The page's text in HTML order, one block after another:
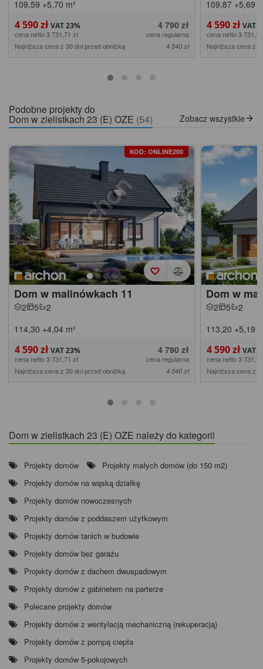
109,59 +5,70 m²
4 590 zł 4 790 zł
cena netto 3 731,71 zł
cena regularna
Najniższa cena z 30 dni przed obniżką
4 540 zł
109,87 +5,69
4 590 zł
cena netto 3
Najniższa cena z
Podobne projekty do
Dom w zielistkach 23 (E) OZE (54) Zobacz wszystkie
KOD: ONLINE200
Dom w malinówkach 11
2 5
2
114,30 +4,04 m²
4 590 zł 4 790 zł
cena netto 3 731,71 zł
cena regularna
Najniższa cena z 30 dni przed obniżką
4 540 zł
Dom w
2 5
2
113,20 +5,19
4 590 zł
cena netto 3
Najniższa cena z
Dom w zielistkach 23 (E) OZE należy do kategorii
Projekty domów
Projekty małych domów (do 150 m2)
Projekty domów na wąską działkę
Projekty domów nowoczesnych
Projekty domów z poddaszem użytkowym
Projekty domów tanich w budowie
Projekty domów bez garażu
Projekty domów z dachem dwuspadowym
Projekty domów z gabinetem na parterze
Polecane projekty domów
Projekty domów z wentylacją mechaniczną (rekuperacją)
Projekty domów z pompą ciepła
Projekty domów 5-pokojowych